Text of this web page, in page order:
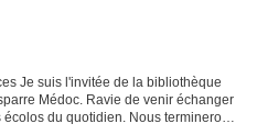
Je suis l'invitée de la bibliothèque
Médoc. Ravie de venir échanger
du quotidien. Nous terminerons